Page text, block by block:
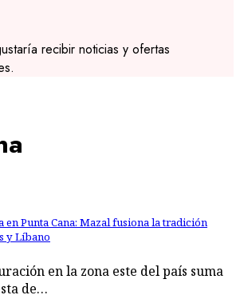
recibir noticias y ofertas
Punta Cana: Mazal fusiona la tradición
y Líbano
en la zona este del país suma
de…